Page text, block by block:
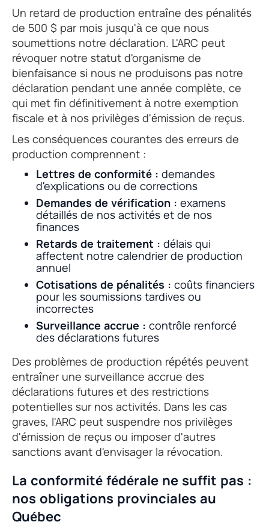
Un retard de production entraîne des pénalités
de 500 $ par mois jusqu'à ce que nous
soumettions notre déclaration. L'ARC peut
révoquer notre statut d'organisme de
bienfaisance si nous ne produisons pas notre
déclaration pendant une année complète, ce
qui met fin définitivement à notre exemption
fiscale et à nos privilèges d'émission de reçus.
Les conséquences courantes des erreurs de
production comprennent :
Lettres de conformité : demandes
d'explications ou de corrections
Demandes de vérification : examens
détaillés de nos activités et de nos
finances
Retards de traitement : délais qui
affectent notre calendrier de production
annuel
Cotisations de pénalités : coûts financiers
pour les soumissions tardives ou
incorrectes
Surveillance accrue : contrôle renforcé
des déclarations futures
Des problèmes de production répétés peuvent
entraîner une surveillance accrue des
déclarations futures et des restrictions
potentielles sur nos activités. Dans les cas
graves, l'ARC peut suspendre nos privilèges
d'émission de reçus ou imposer d'autres
sanctions avant d'envisager la révocation.
La conformité fédérale ne suffit pas :
nos obligations provinciales au
Québec